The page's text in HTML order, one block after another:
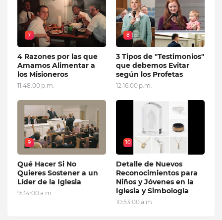
7
4 Razones por las que
Amamos Alimentar a
los Misioneros
11:48:00 p.m.
8
3 Tipos de "Testimonios"
que debemos Evitar
según los Profetas
12:16:00 p.m.
9
Qué Hacer Si No
Quieres Sostener a un
Líder de la Iglesia
9:34:00 a.m.
10
Detalle de Nuevos
Reconocimientos para
Niños y Jóvenes en la
Iglesia y Simbología
10:53:00 a.m.